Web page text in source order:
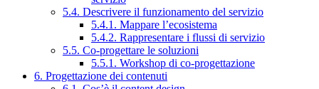
5.4. Descrivere il funzionamento del servizio
5.4.1. Mappare l’ecosistema
5.4.2. Rappresentare i flussi di servizio
5.5. Co-progettare le soluzioni
5.5.1. Workshop di co-progettazione
6. Progettazione dei contenuti